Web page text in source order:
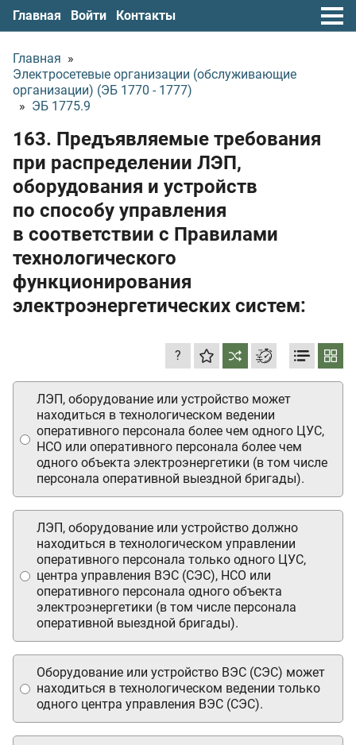
Главная Войти Контакты
Главная »
Электросетевые организации (обслуживающие
организации) (ЭБ 1770 - 1777)
» ЭБ 1775.9
163. Предъявляемые требования
при распределении ЛЭП,
оборудования и устройств
по способу управления
в соответствии с Правилами
технологического
функционирования
электроэнергетических систем:
?
ЛЭП, оборудование или устройство должно
находиться в технологическом управлении
оперативного персонала только одного ЦУС,
центра управления ВЭС (СЭС), НСО или
оперативного персонала одного объекта
электроэнергетики (в том числе персонала
оперативной выездной бригады).
ЛЭП, оборудование или устройство может
находиться в технологическом ведении
оперативного персонала более чем одного ЦУС,
НСО или оперативного персонала более чем
одного объекта электроэнергетики (в том числе
персонала оперативной выездной бригады).
Оборудование или устройство ВЭС (СЭС) может
находиться в технологическом ведении только
одного центра управления ВЭС (СЭС).